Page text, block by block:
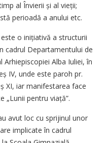
al Învierii și al vieții;
perioadă a anului etc.
o inițiativă a structurii
cadrul Departamentului de
Alba Iuliei, în
IV, unde este paroh pr.
XI, iar manifestarea face
„Lunii pentru viață”.
avut loc cu sprijinul unor
implicate în cadrul